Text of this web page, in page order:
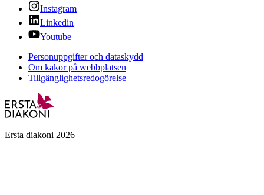
Instagram
Linkedin
Youtube
Personuppgifter och dataskydd
Om kakor på webbplatsen
Tillgänglighetsredogörelse
Ersta diakoni 2026